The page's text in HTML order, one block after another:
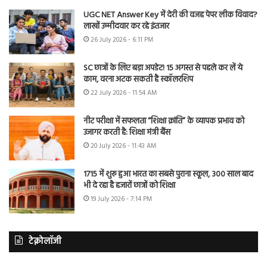
UGC NET Answer Key में देरी की वजह पेपर लीक विवाद?
लाखों उम्मीदवार कर रहे इंतजार
26 July 2026 - 6:11 PM
SC छात्रों के लिए बड़ा अपडेट! 15 अगस्त से पहले कर लें ये
काम, वरना अटक सकती है स्कॉलरशिप
22 July 2026 - 11:54 AM
नीट परीक्षा में सफलता “शिक्षा क्रांति” के व्यापक प्रभाव को
उजागर करती है: शिक्षा मंत्री बैंस
20 July 2026 - 11:43 AM
1715 में शुरू हुआ भारत का सबसे पुराना स्कूल, 300 साल बाद
भी दे रहा है हजारों छात्रों को शिक्षा
19 July 2026 - 7:14 PM
टेक्नोलॉजी